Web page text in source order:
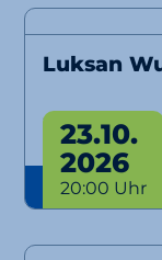
Luksan
WTFM100,
23.10.
2026
20:00 Uhr